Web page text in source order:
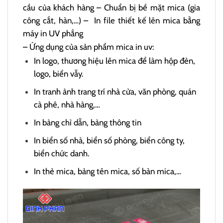
cầu của khách hàng – Chuẩn bị bề mặt mica (gia
công cắt, hàn,…) – In file thiết kế lên mica bằng
máy in UV phẳng
– Ứng dụng của sản phẩm mica in uv:
In logo, thương hiệu lên mica để làm hộp đèn,
logo, biển vẫy.
In tranh ảnh trang trí nhà cửa, văn phòng, quán
cà phê, nhà hàng,…
In bảng chỉ dẫn, bảng thông tin
In biển số nhà, biển số phòng, biển công ty,
biển chức danh.
In thẻ mica, bảng tên mica, số bàn mica,…